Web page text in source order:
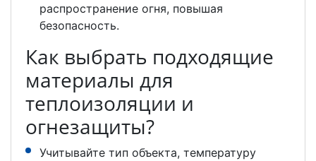
распространение огня, повышая
безопасность.
Как выбрать подходящие
материалы для
теплоизоляции и
огнезащиты?
Учитывайте тип объекта, температуру